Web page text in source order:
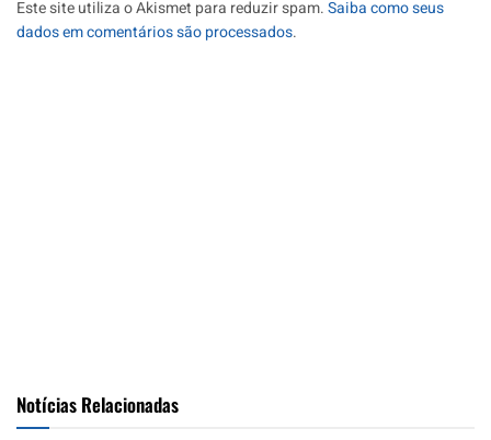
Este site utiliza o Akismet para reduzir spam.Saiba como seus
dados em comentários são processados.
Notícias Relacionadas